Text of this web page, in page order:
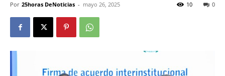
Por 25horas DeNoticias - mayo 26, 2025 0
10